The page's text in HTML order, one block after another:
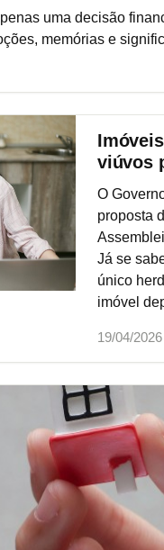
uma decisão
memórias e
viúvos
O
proposta
Já se
único
imóvel
19/04/2026